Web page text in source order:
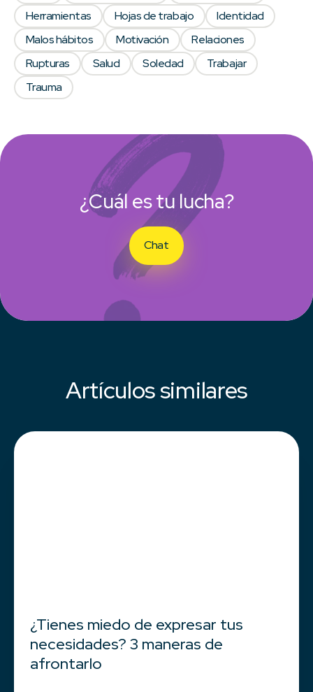
¿Cuál es tu lucha?
Chat
Herramientas
Hojas de trabajo
Identidad
Malos hábitos
Motivación
Relaciones
Rupturas
Salud Soledad
Trabajar
Trauma
Artículos similares
¿Tienes miedo de expresar tus
necesidades? 3 maneras de
afrontarlo